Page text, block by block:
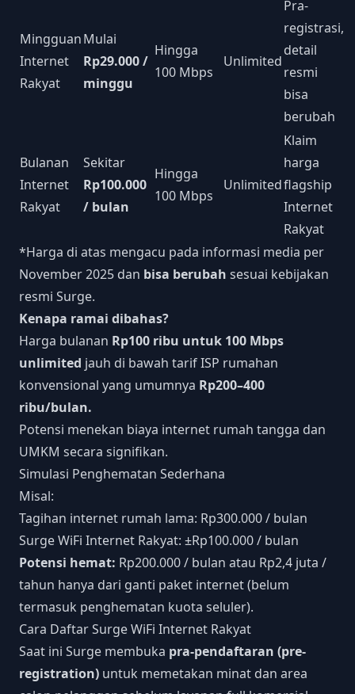
Mingguan
Internet
Rakyat
Mulai
Rp29.000 /
minggu
Hingga
100 Mbps
Unlimited
Pra-
registrasi,
detail
resmi
bisa
berubah
Bulanan
Internet
Rakyat
Sekitar
Rp100.000
/ bulan
Hingga
100 Mbps
Unlimited
Klaim
harga
flagship
Internet
Rakyat
*Harga di atas mengacu pada informasi media per
November 2025 dan bisa berubah sesuai kebijakan
resmi Surge.
Kenapa ramai dibahas?
Harga bulanan Rp100 ribu untuk 100 Mbps
unlimited jauh di bawah tarif ISP rumahan
konvensional yang umumnya Rp200–400
ribu/bulan.
Potensi menekan biaya internet rumah tangga dan
UMKM secara signifikan.
Simulasi Penghematan Sederhana
Misal:
Tagihan internet rumah lama: Rp300.000 / bulan
Surge WiFi Internet Rakyat: ±Rp100.000 / bulan
Potensi hemat: Rp200.000 / bulan atau Rp2,4 juta /
tahun hanya dari ganti paket internet (belum
termasuk penghematan kuota seluler).
Cara Daftar Surge WiFi Internet Rakyat
Saat ini Surge membuka pra-pendaftaran (pre-
registration) untuk memetakan minat dan area